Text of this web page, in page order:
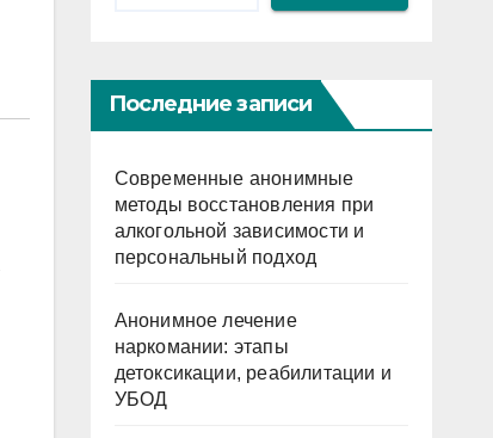
Последние записи
Современные анонимные
методы восстановления при
алкогольной зависимости и
персональный подход
Анонимное лечение
наркомании: этапы
детоксикации, реабилитации и
УБОД